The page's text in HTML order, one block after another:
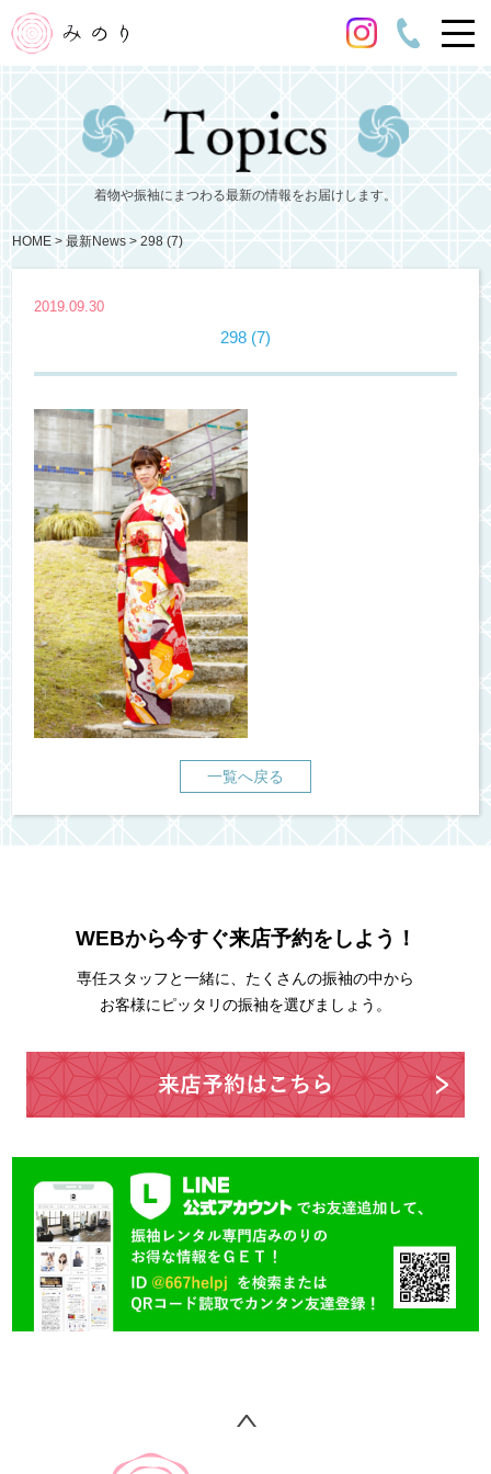
着物や振袖にまつわる最新の情報をお届けします。
HOME 最新News 298 (7)
2019.09.30
298 (7)
一覧へ戻る
WEBから今すぐ来店予約をしよう！
専任スタッフと一緒に、たくさんの振袖の中から
お客様にピッタリの振袖を選びましょう。